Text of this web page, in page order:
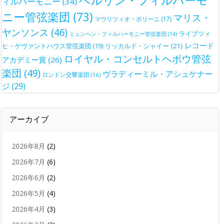
ニー管弦楽団 (73) マウリツィオ・ポリーニ (17) マリス・
ヤンソンス (46) ミュンヘン・フィルハーモニー管弦楽団 (14) ライプツィ
ヒ・ゲヴァントハウス管弦楽団 (19) リッカルド・シャイー (21) レコード
アカデミー賞 (26) ロイヤル・コンセルトヘボウ管弦
楽団 (49) ロンドン交響楽団 (16) ヴラディーミル・アシュケナー
ジ (29)
アーカイブ
2026年8月 (2)
2026年7月 (6)
2026年6月 (2)
2026年5月 (4)
2026年4月 (3)